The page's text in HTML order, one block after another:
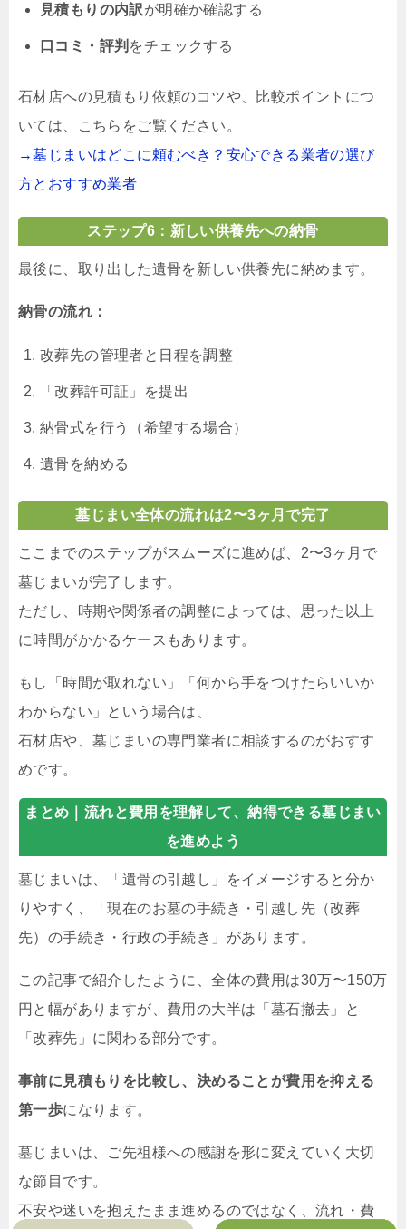
見積もりの内訳が明確か確認する
口コミ・評判 をチェックする
石材店への見積もり依頼のコツや、比較ポイントにつ
いては、こちらをご覧ください。
→墓じまいはどこに頼むべき？安心できる業者の選び
方とおすすめ業者
ステップ6：新しい供養先への納骨
最後に、取り出した遺骨を新しい供養先に納めます。
納骨の流れ：
改葬先の管理者と日程を調整
「改葬許可証」を提出
納骨式を行う（希望する場合）
遺骨を納める
墓じまい全体の流れは2〜3ヶ月で完了
ここまでのステップがスムーズに進めば、2〜3ヶ月で
墓じまいが完了します。
ただし、時期や関係者の調整によっては、思った以上
に時間がかかるケースもあります。
もし「時間が取れない」「何から手をつけたらいいか
わからない」という場合は、
石材店や、墓じまいの専門業者に相談するのがおすす
めです。
まとめ｜ 流れと費用を理解して、納得できる墓じまい
を進めよう
墓じまいは、「遺骨の引越し」をイメージすると分か
りやすく、「現在のお墓の手続き・引越し先（改葬
先）の手続き・行政の手続き」があります。
この記事で紹介したように、全体の費用は30万〜150万
円と幅がありますが、費用の大半は「墓石撤去」と
「改葬先」に関わる部分です。
事前に見積もりを比較し、決めることが費用を抑える
第一歩になります。
墓じまいは、ご先祖様への感謝を形に変えていく大切
な節目です。
不安や迷いを抱えたまま進めるのではなく、流れ・費